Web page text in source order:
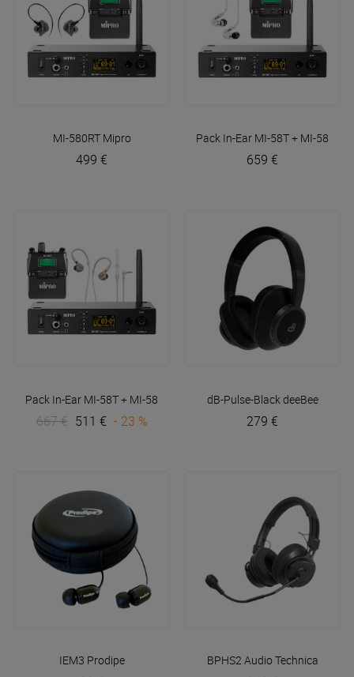
MI-580RT Mipro
499 €
Pack In-Ear MI-58T + MI-580R
659 €
Pack In-Ear MI-58T + MI-580R Lithium + DT30 IEMipro
667 € 511 € - 23 %
dB-Pulse-Black deeBee
279 €
IEM3 Prodipe BPHS2 Audio Technica